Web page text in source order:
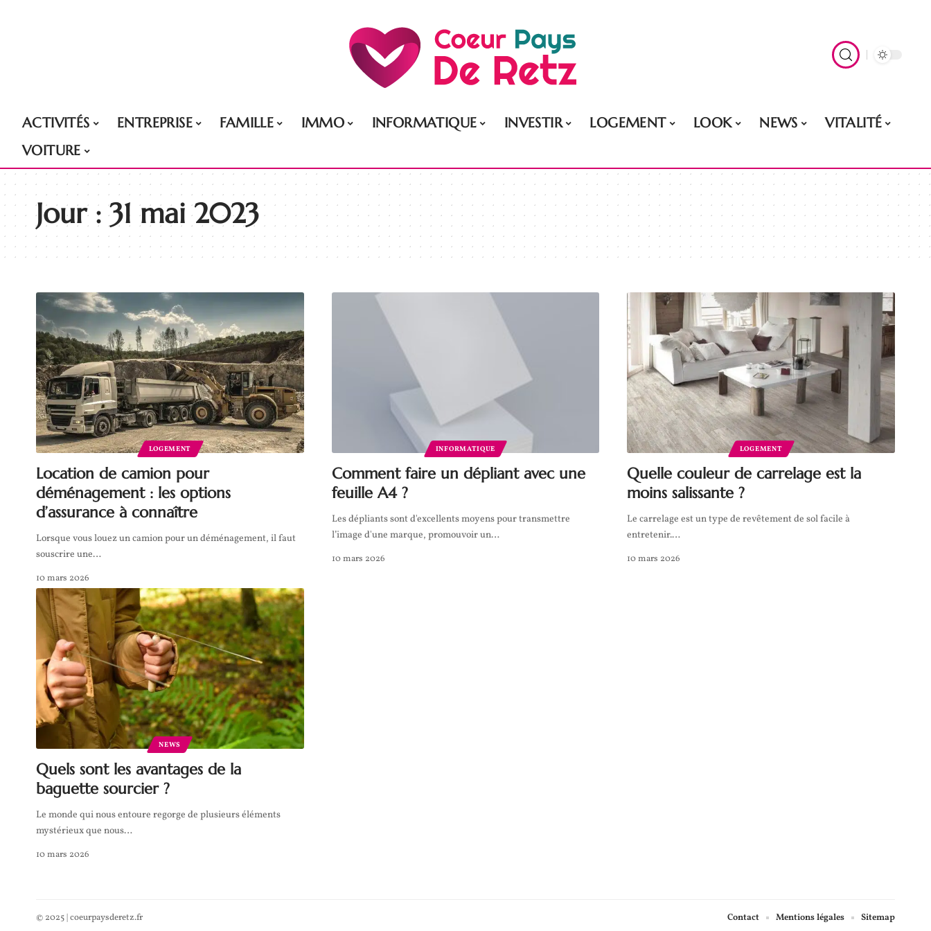
ACTIVITÉS ENTREPRISE FAMILLE IMMO INFORMATIQUE INVESTIR LOGEMENT LOOK NEWS
VITALITÉ
VOITURE
Jour :31 mai 2023
LOGEMENT
Location de camion pour
déménagement : les options
d’assurance à connaître
Lorsque vous louez un camion pour un déménagement, il faut
souscrire une…
10 mars 2026
INFORMATIQUE
Comment faire un dépliant avec une
feuille A4 ?
Les dépliants sont d'excellents moyens pour transmettre
l’image d'une marque, promouvoir un…
10 mars 2026
LOGEMENT
Quelle couleur de carrelage est la
moins salissante ?
Le carrelage est un type de revêtement de sol facile à
entretenir.…
10 mars 2026
NEWS
Quels sont les avantages de la
baguette sourcier ?
Le monde qui nous entoure regorge de plusieurs éléments
mystérieux que nous…
10 mars 2026
© 2025 | coeurpaysderetz.fr Contact Mentions légales Sitemap